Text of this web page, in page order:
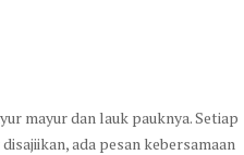
mayur dan lauk pauknya. Setiap
ada pesan kebersamaan